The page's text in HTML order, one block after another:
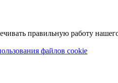
правильную работу
файлов cookie